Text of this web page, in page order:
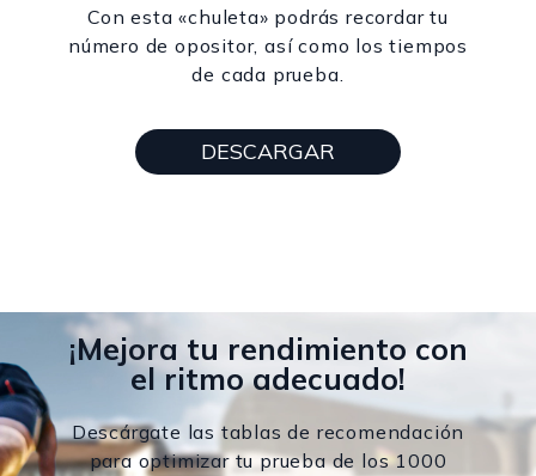
Con esta «chuleta» podrás recordar tu
número de opositor, así como los tiempos
de cada prueba.
DESCARGAR
¡Mejora tu rendimiento con
el ritmo adecuado!
Descárgate las tablas de recomendación
para optimizar tu prueba de los 1000